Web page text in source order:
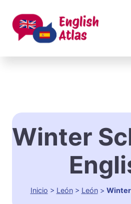
contenido
Winter
Inicio > León> León> Winter